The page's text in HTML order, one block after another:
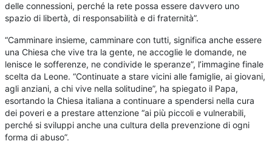
delle connessioni, perché la rete possa essere davvero uno
spazio di libertà, di responsabilità e di fraternità”.
“Camminare insieme, camminare con tutti, significa anche essere
una Chiesa che vive tra la gente, ne accoglie le domande, ne
lenisce le sofferenze, ne condivide le speranze”, l’immagine finale
scelta da Leone. “Continuate a stare vicini alle famiglie, ai giovani,
agli anziani, a chi vive nella solitudine”, ha spiegato il Papa,
esortando la Chiesa italiana a continuare a spendersi nella cura
dei poveri e a prestare attenzione “ai più piccoli e vulnerabili,
perché si sviluppi anche una cultura della prevenzione di ogni
forma di abuso”.